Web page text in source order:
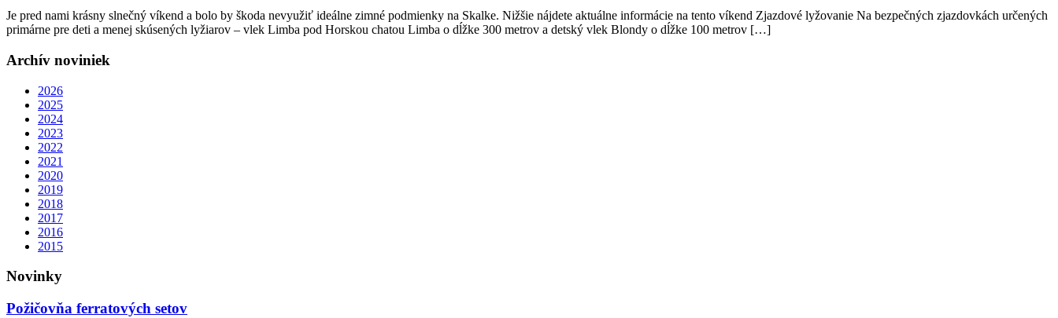
Je pred nami krásny slnečný víkend a bolo by škoda nevyužiť ideálne zimné podmienky na Skalke. Nižšie nájdete aktuálne informácie na tento víkend Zjazdové lyžovanie Na bezpečných zjazdovkách určených
primárne pre deti a menej skúsených lyžiarov – vlek Limba pod Horskou chatou Limba o dĺžke 300 metrov a detský vlek Blondy o dĺžke 100 metrov […]
Archív noviniek
2026
2025
2024
2023
2022
2021
2020
2019
2018
2017
2016
2015
Novinky
Požičovňa ferratových setov